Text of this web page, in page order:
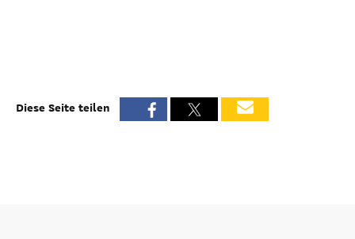
Diese Seite teilen